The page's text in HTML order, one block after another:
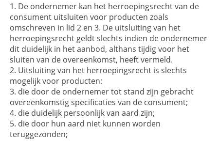
De ondernemer kan het herroepingsrecht van de
consument uitsluiten voor producten zoals
omschreven in lid 2 en 3. De uitsluiting van het
herroepingsrecht geldt slechts indien de ondernemer
dit duidelijk in het aanbod, althans tijdig voor het
sluiten van de overeenkomst, heeft vermeld.
Uitsluiting van het herroepingsrecht is slechts
mogelijk voor producten:
die door de ondernemer tot stand zijn gebracht
overeenkomstig specificaties van de consument;
die duidelijk persoonlijk van aard zijn;
die door hun aard niet kunnen worden
teruggezonden;